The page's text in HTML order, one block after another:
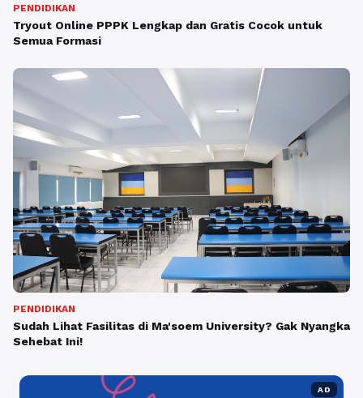
PENDIDIKAN
Tryout Online PPPK Lengkap dan Gratis Cocok untuk
Semua Formasi
PENDIDIKAN
Sudah Lihat Fasilitas di Ma'soem University? Gak Nyangka
Sehebat Ini!
AD